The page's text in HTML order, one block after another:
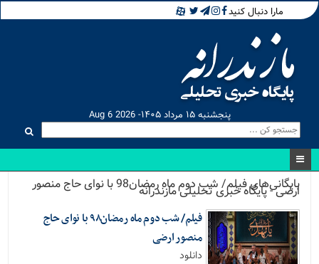
مارا دنبال کنید
پنجشنبه ۱۵ مرداد ۱۴۰۵- Aug 6 2026
بایگانی‌های فیلم/ شب دوم ماه رمضان98 با نوای حاج منصور ارضی - پایگاه خبری تحلیلی مازندرانه
فیلم/ شب دوم ماه رمضان۹۸ با نوای حاج
منصور ارضی
دانلود